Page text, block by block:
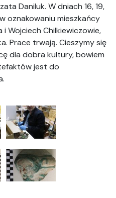
Daniluk. W dniach 16, 19,
oznakowaniu mieszkańcy
Wojciech Chilkiewiczowie,
Prace trwają. Cieszymy się
dla dobra kultury, bowiem
jest do